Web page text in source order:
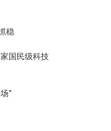
稳
家国民级科技
”